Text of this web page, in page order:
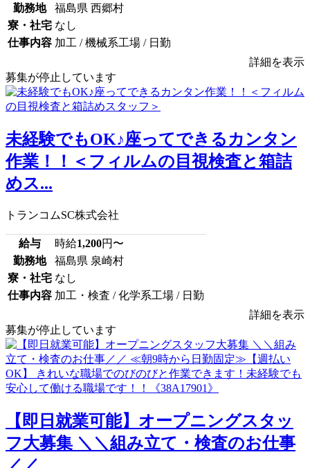
勤務地
福島県 西郷村
寮・社宅 なし
仕事内容 加工 / 機械系工場 / 日勤
詳細を表示
募集が停止しています
未経験でもOK♪座ってできるカンタン
作業！！＜フィルムの目視検査と箱詰
めス...
トランコムSC株式会社
給与 時給1,200円〜
勤務地
福島県 泉崎村
寮・社宅 なし
仕事内容 加工・検査 / 化学系工場 / 日勤
詳細を表示
募集が停止しています
【即日就業可能】オープニングスタッ
フ大募集 ＼＼組み立て・検査のお仕事